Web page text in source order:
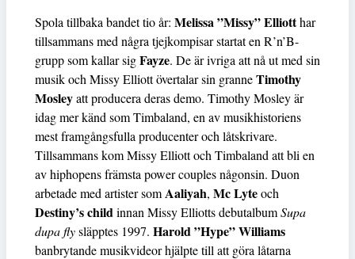
Spola tillbaka bandet tio år: Melissa ”Missy” Elliotthar
tillsammans med några tjejkompisar startat en R’n’B-
grupp som kallar sigFayze. De är ivriga att nå ut med sin
musik och Missy Elliott övertalar sin granneTimothy
Mosleyatt producera deras demo. Timothy Mosley är
idag mer känd som Timbaland, en av musikhistoriens
mest framgångsfulla producenter och låtskrivare.
Tillsammans kom Missy Elliott och Timbaland att bli en
av hiphopens främsta power couples någonsin. Duon
arbetade med artister somAaliyah, Mc Lyteoch
Destiny’s childinnan Missy Elliotts debutalbumSupa
dupa flysläpptes 1997. Harold ”Hype” Williams
banbrytande musikvideor hjälpte till att göra låtarna